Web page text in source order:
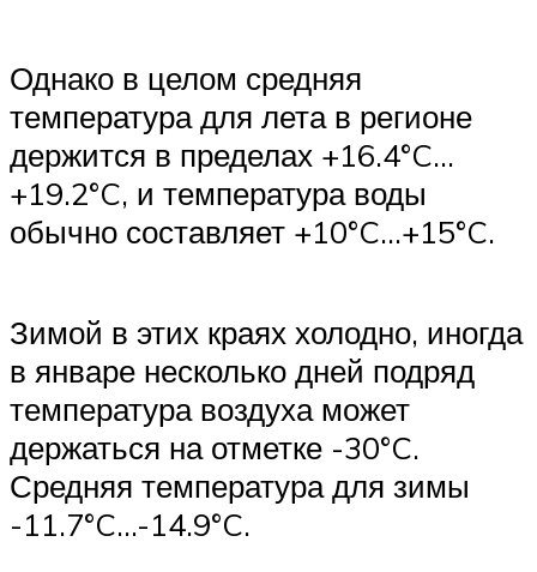
Однако в целом средняя
температура для лета в регионе
держится в пределах +16.4°C…
+19.2°C, и температура воды
обычно составляет +10°C…+15°C.
Зимой в этих краях холодно, иногда
в январе несколько дней подряд
температура воздуха может
держаться на отметке -30°C.
Средняя температура для зимы
-11.7°C…-14.9°C.